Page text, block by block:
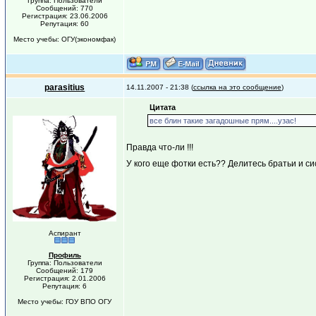
Сообщений: 770
Регистрация: 23.06.2006
Репутация: 60
Место учебы: ОГУ(экономфак)
parasitius 14.11.2007 - 21:38 (ссылка на это сообщение)
Аспирант
Профиль
Группа: Пользователи
Сообщений: 179
Регистрация: 2.01.2006
Репутация: 6
Место учебы: ГОУ ВПО ОГУ
Цитата
все блин такие загадошные прям....узас!
Правда что-ли !!!
У кого еще фотки есть?? Делитесь братьи и